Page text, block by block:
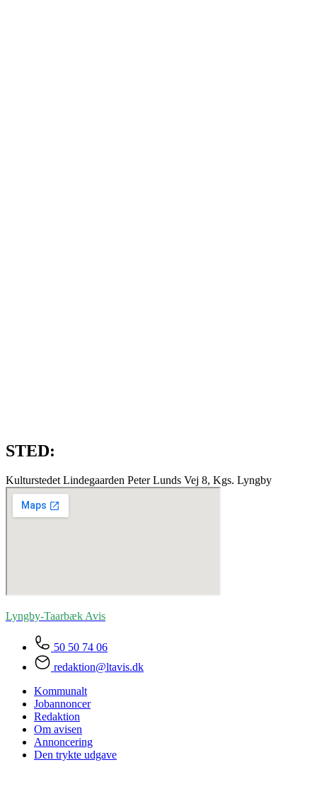
STED:
Kulturstedet Lindegaarden Peter Lunds Vej 8, Kgs. Lyngby
Lyngby-TaarbækAvis
50 50 74 06
redaktion@ltavis.dk
Kommunalt
Jobannoncer
Redaktion
Om avisen
Annoncering
Den trykte udgave